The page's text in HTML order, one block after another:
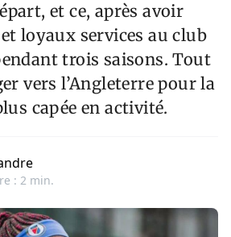
et ce, après avoir
loyaux services au club
trois saisons. Tout
vers l’Angleterre pour la
capée en activité.
: 2 min.